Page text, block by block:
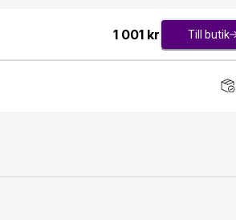
1 001 kr Till butik